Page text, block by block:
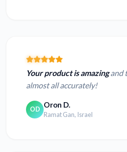
Your product is amazingand
almost all accurately!
OD Oron D.
Ramat Gan, Israel